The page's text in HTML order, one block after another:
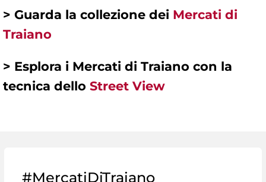
> Guarda la collezione dei Mercati di
Traiano
> Esplora i Mercati di Traiano con la
tecnica dello Street View
#MercatiDiTraiano